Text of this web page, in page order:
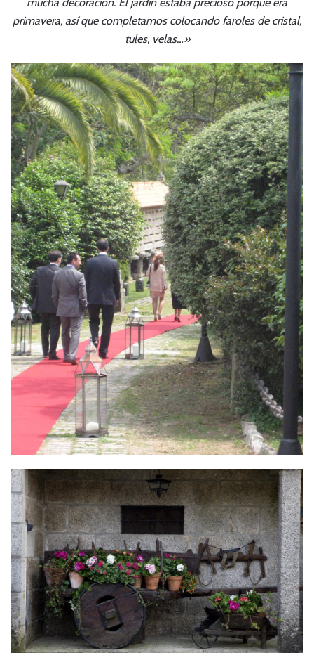
primavera, así que completamos colocando faroles de cristal,
tules, velas…»